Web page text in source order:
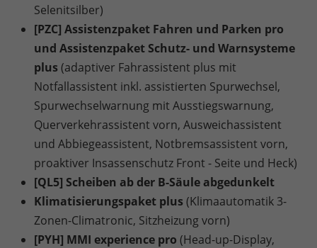
Selenitsilber)
[PZC] Assistenzpaket Fahren und Parken pro
und Assistenzpaket Schutz- und Warnsysteme
plus(adaptiver Fahrassistent plus mit
Notfallassistent inkl. assistierten Spurwechsel,
Spurwechselwarnung mit Ausstiegswarnung,
Querverkehrassistent vorn, Ausweichassistent
und Abbiegeassistent, Notbremsassistent vorn,
proaktiver Insassenschutz Front - Seite und Heck)
[QL5] Scheiben ab der B-Säule abgedunkelt
Klimatisierungspaket plus(Klimaautomatik 3-
Zonen-Climatronic, Sitzheizung vorn)
[PYH] MMI experience pro (Head-up-Display,